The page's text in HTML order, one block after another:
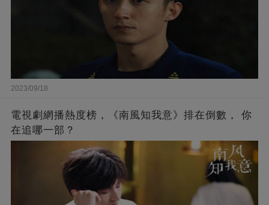
2023/09/18
電視劇網播熱度榜，《南風知我意》排在倒數， 你
在追哪一部？